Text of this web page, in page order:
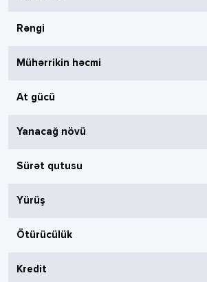
Rəngi
Mühərrikin həcmi
At gücü
Yanacağ növü
Sürət qutusu
Yürüş
Ötürücülük
Kredit